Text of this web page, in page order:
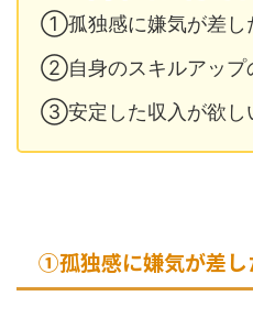
①孤独感に嫌気が差し
②自身のスキルアップ
③安定した収入が欲し
①孤独感に嫌気が差し